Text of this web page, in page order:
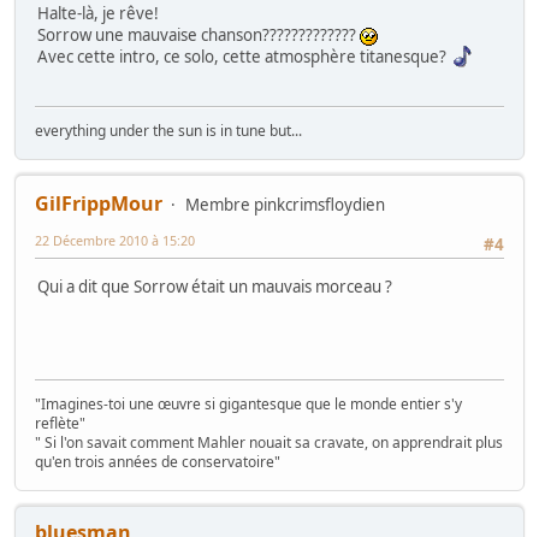
Halte-là, je rêve!
Sorrow une mauvaise chanson?????????????
Avec cette intro, ce solo, cette atmosphère titanesque?
everything under the sun is in tune but...
GilFrippMour
Membre pinkcrimsfloydien
#4
22 Décembre 2010 à 15:20
Qui a dit que Sorrow était un mauvais morceau ?
"Imagines-toi une œuvre si gigantesque que le monde entier s'y
reflète"
" Si l'on savait comment Mahler nouait sa cravate, on apprendrait plus
qu'en trois années de conservatoire"